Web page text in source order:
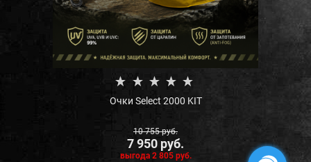
Очки Select 2000 KIT
10 755 руб.
7 950 руб.
выгода 2 805 руб.